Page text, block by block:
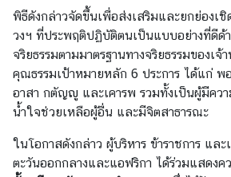
อ
อ
ก
ก
ล
า
ง
แ
พิธีดังกล่าวจัดขึ้นเพื่อส่งเสริมและยกย่องเชิ
วงฯ ที่ประพฤติปฏิบัติตนเป็นแบบอย่างที่ดีด้
จริยธรรมตามมาตรฐานทางจริยธรรมของเจ้
คุณธรรมเป้าหมายหลัก 6 ประการ ได้แก่ พ
อาสา กตัญญู และเคารพ รวมทั้งเป็นผู้มีคว
น้ำใจช่วยเหลือผู้อื่น และมีจิตสาธารณะ
ในโอกาสดังกล่าว ผู้บริหาร ข้าราชการ และ
ตะวันออกกลางและแอฟริกา ได้ร่วมแสดงค